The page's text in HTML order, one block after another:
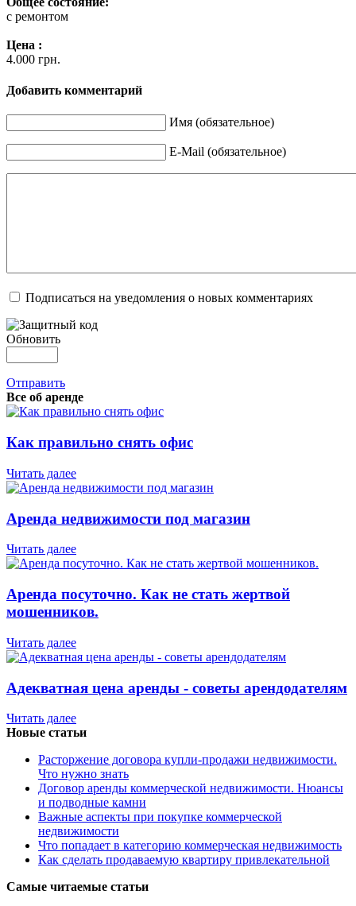
с ремонтом
Цена :
4.000 грн.
Добавить комментарий
Имя (обязательное)
E-Mail (обязательное)
Подписаться на уведомления о новых комментариях
Обновить
Отправить
Все об аренде
Как правильно снять офис
Читать далее
Аренда недвижимости под магазин
Читать далее
Аренда посуточно. Как не стать жертвой
мошенников.
Читать далее
Адекватная цена аренды - советы арендодателям
Читать далее
Новые статьи
Расторжение договора купли-продажи недвижимости.
Что нужно знать
Договор аренды коммерческой недвижимости. Нюансы
и подводные камни
Важные аспекты при покупке коммерческой
недвижимости
Что попадает в категорию коммерческая недвижимость
Как сделать продаваемую квартиру привлекательной
Самые читаемые статьи